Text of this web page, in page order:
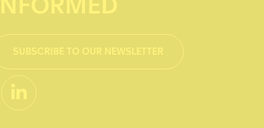
SUBSCRIBE TO OUR NEWSLETTER